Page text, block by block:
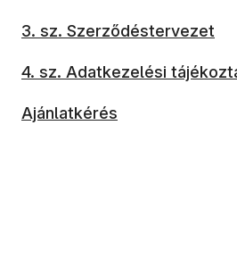
3. sz. Szerződéstervezet
4. sz. Adatkezelési
Ajánlatkérés